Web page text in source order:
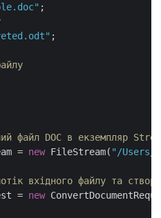
;
файл DOC в екземпляр
= new FileStream( "/Users/
вхідного файлу та
= new